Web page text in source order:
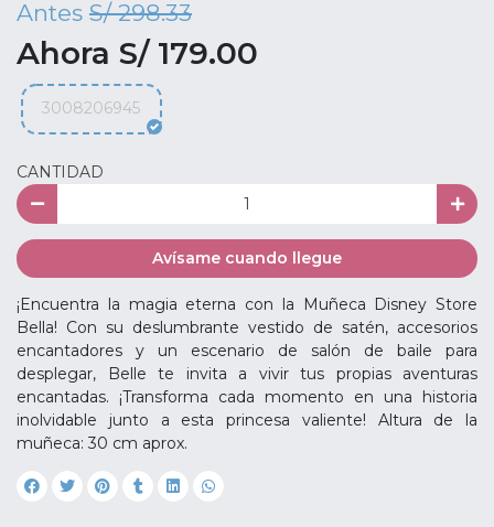
Antes S/ 298.33
Ahora S/ 179.00
3008206945
CANTIDAD
Avísame cuando llegue
¡Encuentra la magia eterna con la Muñeca Disney Store
Bella! Con su deslumbrante vestido de satén, accesorios
encantadores y un escenario de salón de baile para
desplegar, Belle te invita a vivir tus propias aventuras
encantadas. ¡Transforma cada momento en una historia
inolvidable junto a esta princesa valiente! Altura de la
muñeca: 30 cm aprox.